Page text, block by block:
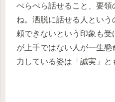
ぺらぺら話せること、要
ね。洒脱に話せる人とい
頼できないという印象も
が上手ではない人が一生
力している姿は「誠実」と